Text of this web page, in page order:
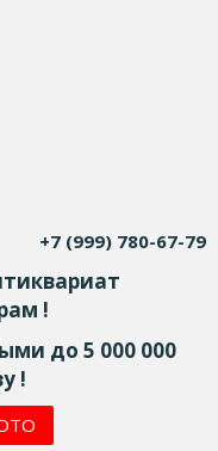
+7 (999) 780-67-79
!
до 5 000 000
!